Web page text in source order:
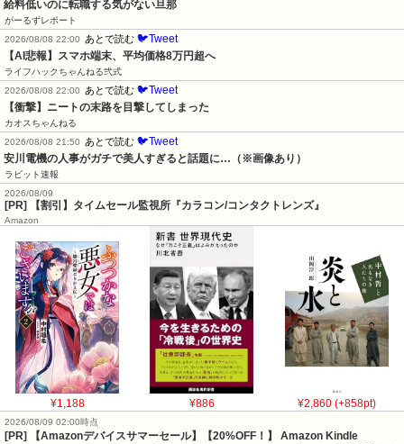
給料低いのに転職する気がない旦那
がーるずレポート
2026/08/08 22:00
あとで読む 🐦Tweet
【AI悲報】スマホ端末、平均価格8万円超へ
ライフハックちゃんねる弐式
2026/08/08 22:00
あとで読む 🐦Tweet
【衝撃】ニートの末路を目撃してしまった
カオスちゃんねる
2026/08/08 21:50
あとで読む 🐦Tweet
安川電機の人事がガチで美人すぎると話題に…（※画像あり）
ラビット速報
2026/08/09
[PR] 【割引】タイムセール監視所『カラコン/コンタクトレンズ』
Amazon
¥1,188 ¥886 ¥2,860 (+858pt)
2026/08/09 02:00時点
[PR] 【Amazonデバイスサマーセール】【20%OFF！】 Amazon Kindle